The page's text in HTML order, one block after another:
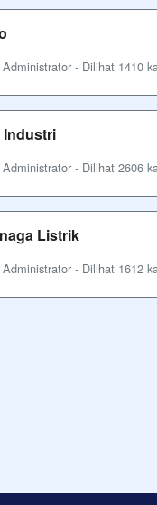
- Dilihat 1410
Industri
- Dilihat 2606
Listrik
- Dilihat 1612